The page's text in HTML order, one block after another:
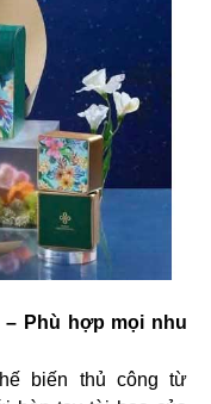
Phù hợp mọi nhu
biến thủ công từ